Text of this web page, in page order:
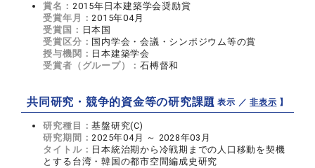
賞名： 2015年日本建築学会奨励賞
受賞年月：2015年04月
受賞国： 日本国
受賞区分： 国内学会・会議・シンポジウム等の賞
授与機関： 日本建築学会
受賞者（グループ）：石榑督和
共同研究・競争的資金等の研究課題【 表示 ／非表示 】
研究種目：基盤研究(C)
研究期間：2025年04月 ～ 2028年03月
タイトル： 日本統治期から冷戦期までの人口移動を契機
とする台湾・韓国の都市空間編成史研究